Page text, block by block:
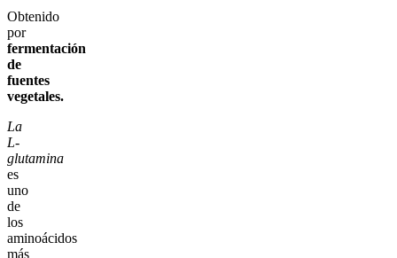
Obtenido
por
fermentación
de
fuentes
vegetales.
La
L-
glutamina
es
uno
de
los
aminoácidos
más